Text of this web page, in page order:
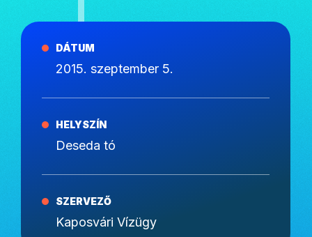
DÁTUM
2015. szeptember 5.
HELYSZÍN
Deseda tó
SZERVEZŐ
Kaposvári Vízügy